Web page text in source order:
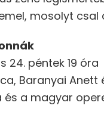
mosolyt csal
24. péntek 19 óra
Baranyai
és a magyar